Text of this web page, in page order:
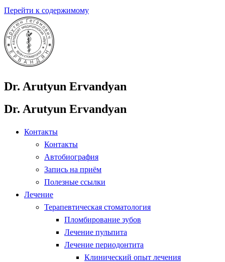
Перейти к содержимому
Dr. Arutyun Ervandyan
Dr. Arutyun Ervandyan
Контакты
Контакты
Автобиография
Запись на приём
Полезные ссылки
Лечение
Терапевтическая стоматология
Пломбирование зубов
Лечение пульпита
Лечение периодонтита
Клинический опыт лечения